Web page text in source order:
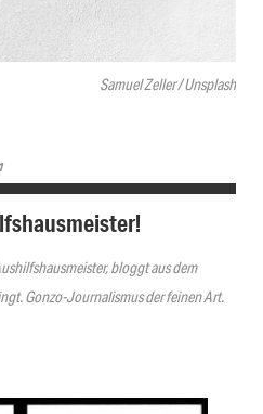
Samuel Zeller / Unsplash
bloggt aus dem
Gonzo-Journalismus der feinen Art.